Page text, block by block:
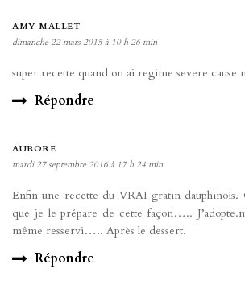
AMY MALLET
dimanche 22 mars 2015 à 10 h 26 min
super recette quand on ai regime severe cause
Répondre
AURORE
mardi 27 septembre 2016 à 17 h 24 min
Enfin une recette du VRAI gratin dauphinois.
que je le prépare de cette façon…..
même resservi….. Après le dessert.
Répondre